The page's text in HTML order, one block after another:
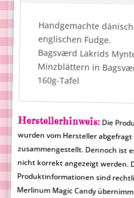
Handgemachte
englischen Fudge.
Bagsværd Lakrids
Minzblättern in
160g-Tafel
Herstellerhinweis:Die
wurden vom
nicht
Merlinum